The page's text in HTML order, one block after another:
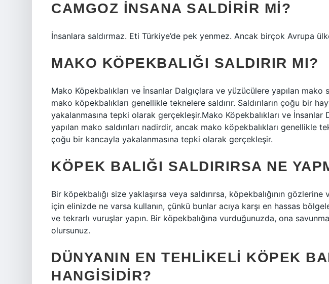
CAMGOZ INSANA SALDIRIR MI?
İnsanlara saldırmaz. Eti Türkiye’de pek yenmez. Ancak birçok Avrupa
MAKO KÖPEKBALIĞI SALDIRIR MI?
Mako Köpekbalıkları ve İnsanlar Dalgıçlara ve yüzücülere yapılan mako
mako köpekbalıkları genellikle teknelere saldırır. Saldırıların çoğu bir
yakalanmasına tepki olarak gerçekleşir.Mako Köpekbalıkları ve İnsanlar
yapılan mako saldırıları nadirdir, ancak mako köpekbalıkları genellikle
çoğu bir kancayla yakalanmasına tepki olarak gerçekleşir.
KÖPEK BALIĞI SALDIRIRSA NE
Bir köpekbalığı size yaklaşırsa veya saldırırsa, köpekbalığının
için elinizde ne varsa kullanın, çünkü bunlar acıya karşı en hassas
ve tekrarlı vuruşlar yapın. Bir köpekbalığına vurduğunuzda, ona
olursunuz.
DÜNYANIN EN TEHLIKELI KÖPEK
HANGISIDIR?